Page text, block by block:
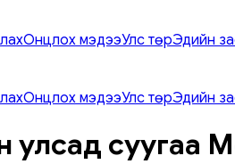
Онцлох мэдээУлс төрЭдийн
Онцлох мэдээУлс төрЭдийн
улсад суугаа